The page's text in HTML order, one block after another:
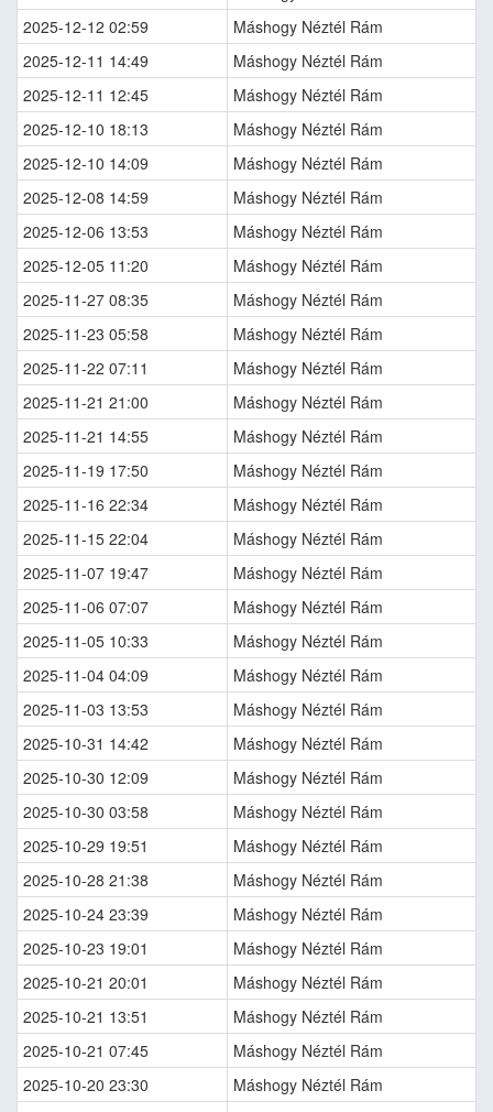
2025-12-12 02:59
Máshogy Néztél Rám
2025-12-11 14:49
Máshogy Néztél Rám
2025-12-11 12:45
Máshogy Néztél Rám
2025-12-10 18:13
Máshogy Néztél Rám
2025-12-10 14:09
Máshogy Néztél Rám
2025-12-08 14:59
Máshogy Néztél Rám
2025-12-06 13:53
Máshogy Néztél Rám
2025-12-05 11:20
Máshogy Néztél Rám
2025-11-27 08:35
Máshogy Néztél Rám
2025-11-23 05:58
Máshogy Néztél Rám
2025-11-22 07:11
Máshogy Néztél Rám
2025-11-21 21:00
Máshogy Néztél Rám
2025-11-21 14:55
Máshogy Néztél Rám
2025-11-19 17:50
Máshogy Néztél Rám
2025-11-16 22:34
Máshogy Néztél Rám
2025-11-15 22:04
Máshogy Néztél Rám
2025-11-07 19:47
Máshogy Néztél Rám
2025-11-06 07:07
Máshogy Néztél Rám
2025-11-05 10:33
Máshogy Néztél Rám
2025-11-04 04:09
Máshogy Néztél Rám
2025-11-03 13:53
Máshogy Néztél Rám
2025-10-31 14:42
Máshogy Néztél Rám
2025-10-30 12:09
Máshogy Néztél Rám
2025-10-30 03:58
Máshogy Néztél Rám
2025-10-29 19:51
Máshogy Néztél Rám
2025-10-28 21:38
Máshogy Néztél Rám
2025-10-24 23:39
Máshogy Néztél Rám
2025-10-23 19:01
Máshogy Néztél Rám
2025-10-21 20:01
Máshogy Néztél Rám
2025-10-21 13:51
Máshogy Néztél Rám
2025-10-21 07:45
Máshogy Néztél Rám
2025-10-20 23:30
Máshogy Néztél Rám